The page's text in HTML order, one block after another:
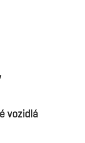
vozidlá